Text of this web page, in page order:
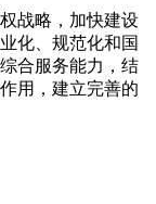
战略，加快建设
化、规范化和国
合服务能力，结
用，建立完善的